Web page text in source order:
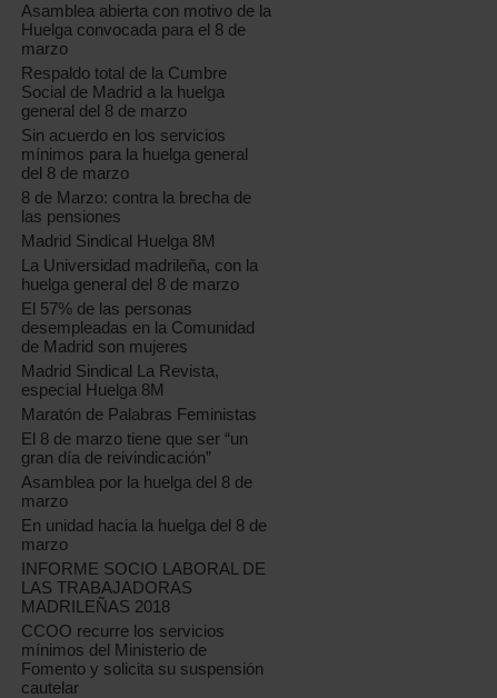
Asamblea abierta con motivo de la
Huelga convocada para el 8 de
marzo
Respaldo total de la Cumbre
Social de Madrid a la huelga
general del 8 de marzo
Sin acuerdo en los servicios
mínimos para la huelga general
del 8 de marzo
8 de Marzo: contra la brecha de
las pensiones
Madrid Sindical Huelga 8M
La Universidad madrileña, con la
huelga general del 8 de marzo
El 57% de las personas
desempleadas en la Comunidad
de Madrid son mujeres
Madrid Sindical La Revista,
especial Huelga 8M
Maratón de Palabras Feministas
El 8 de marzo tiene que ser “un
gran día de reivindicación”
Asamblea por la huelga del 8 de
marzo
En unidad hacia la huelga del 8 de
marzo
INFORME SOCIO LABORAL DE
LAS TRABAJADORAS
MADRILEÑAS 2018
CCOO recurre los servicios
mínimos del Ministerio de
Fomento y solicita su suspensión
cautelar